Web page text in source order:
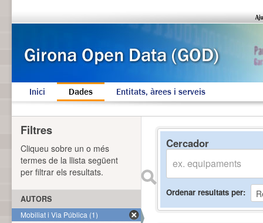
Inici Dades Entitats, àrees i serveis
Cercador
Ordenar resultats per
Filtres
Cliqueu sobre un o més
termes de la llista següent
per filtrar els resultats.
AUTORS
Mobiliat i Via Pública (1)